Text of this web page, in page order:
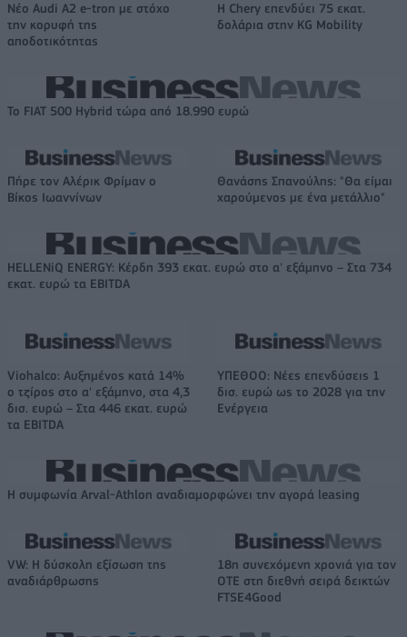
Νέο Audi A2 e-tron με στόχο
την κορυφή της
αποδοτικότητας
Η Chery επενδύει 75 εκατ.
δολάρια στην KG Mobility
Το FIAT 500 Hybrid τώρα από 18.990 ευρώ
Πήρε τον Αλέρικ Φρίμαν ο
Βίκος Ιωαννίνων
Θανάσης Σπανούλης: "Θα είμαι
χαρούμενος με ένα μετάλλιο"
HELLENiQ ENERGY: Κέρδη 393 εκατ. ευρώ στο α' εξάμηνο – Στα 734
εκατ. ευρώ τα EBITDA
Viohalco: Αυξημένος κατά 14%
ο τζίρος στο α' εξάμηνο, στα 4,3
δισ. ευρώ – Στα 446 εκατ. ευρώ
τα EBITDA
ΥΠΕΘΟΟ: Νέες επενδύσεις 1
δισ. ευρώ ως το 2028 για την
Ενέργεια
Η συμφωνία Arval-Athlon αναδιαμορφώνει την αγορά leasing
VW: Η δύσκολη εξίσωση της
αναδιάρθρωσης
18η συνεχόμενη χρονιά για τον
ΟΤΕ στη διεθνή σειρά δεικτών
FTSE4Good